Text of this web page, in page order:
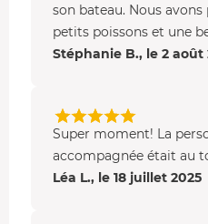
son bateau. Nous
petits poissons et une
Stéphanie B., le 2 août
Super moment! La
accompagnée était au
Léa L., le 18 juillet 2025